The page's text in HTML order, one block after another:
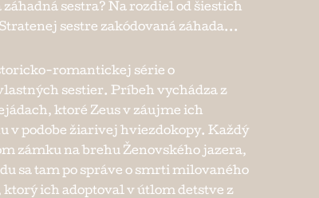
záhadná sestra? Na rozdiel od šiestich
sestre zakódovaná záhada...
romantickej série o
sestier. Príbeh vychádza z
ktoré Zeus v záujme ich
v podobe žiarivej hviezdokopy. Každý
zámku na brehu Ženovského jazera,
sa tam po správe o smrti milovaného
ich adoptoval v útlom detstve z